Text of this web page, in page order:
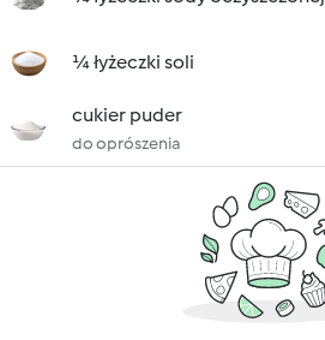
¼ łyżeczki soli
cukier puder
do oprószenia